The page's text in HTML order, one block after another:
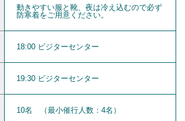
動きやすい服と靴、夜は冷え込むので必ず
防寒着をご用意ください。
18:00 ビジターセンター
19:30 ビジターセンター
10名 （最小催行人数：4名）